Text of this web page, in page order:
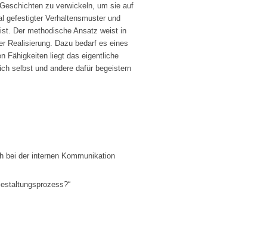
zu verwickeln, um sie auf
gefestigter Verhaltensmuster und
Der methodische Ansatz weist in
Realisierung. Dazu bedarf es eines
Fähigkeiten liegt das eigentliche
selbst und andere dafür begeistern
bei der internen Kommunikation